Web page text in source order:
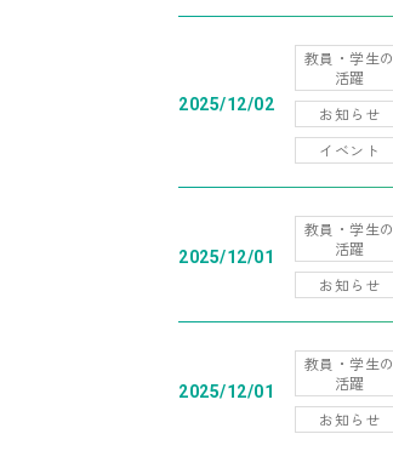
2025/12/02
教員・学生の
活躍
お知らせ
イベント
2025/12/01
教員・学生の
活躍
お知らせ
2025/12/01
教員・学生の
活躍
お知らせ